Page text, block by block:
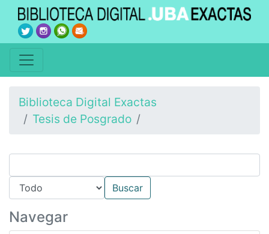
Biblioteca Digital Exactas
Tesis de Posgrado
Navegar